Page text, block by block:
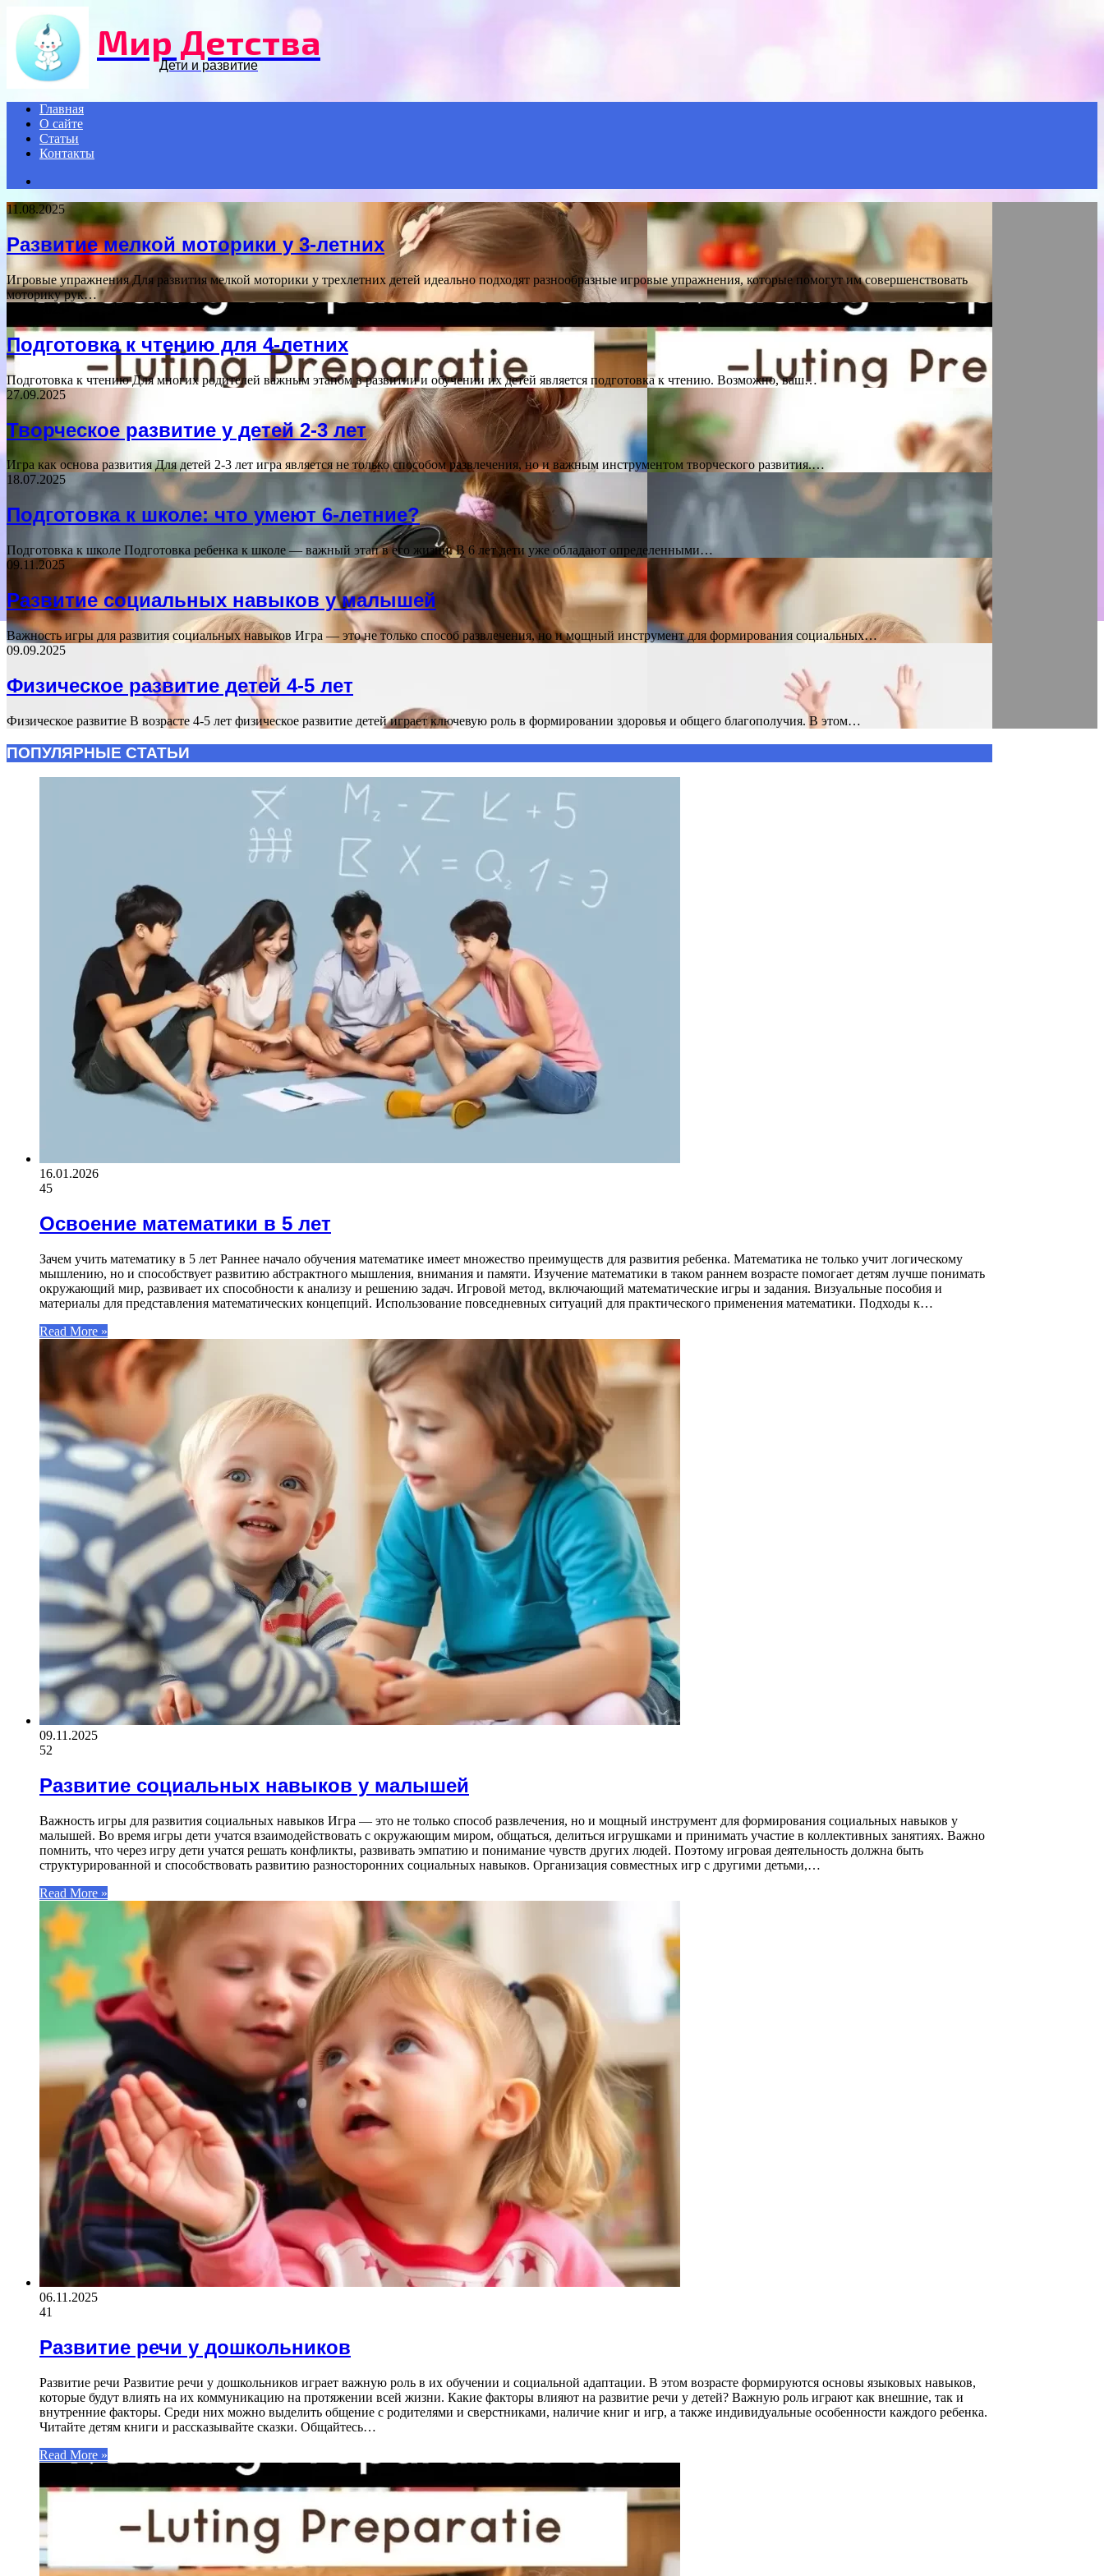
Мир Детства
Дети и развитие
Главная
О сайте
Статьи
Контакты
11.08.2025
Развитие мелкой моторики у 3-летних
Игровые упражнения Для развития мелкой моторики у трехлетних детей идеально подходят разнообразные игровые упражнения, которые помогут им совершенствовать
моторику рук…
Подготовка к чтению для 4-летних
Подготовка к чтению Для многих родителей важным этапом в развитии и обучении их детей является подготовка к чтению. Возможно, ваш…
27.09.2025
Творческое развитие у детей 2-3 лет
Игра как основа развития Для детей 2-3 лет игра является не только способом развлечения, но и важным инструментом творческого развития.…
18.07.2025
Подготовка к школе: что умеют 6-летние?
Подготовка к школе Подготовка ребенка к школе — важный этап в его жизни. В 6 лет дети уже обладают определенными…
09.11.2025
Развитие социальных навыков у малышей
Важность игры для развития социальных навыков Игра — это не только способ развлечения, но и мощный инструмент для формирования социальных…
09.09.2025
Физическое развитие детей 4-5 лет
Физическое развитие В возрасте 4-5 лет физическое развитие детей играет ключевую роль в формировании здоровья и общего благополучия. В этом…
ПОПУЛЯРНЫЕ СТАТЬИ
16.01.2026
45
Освоение математики в 5 лет
Зачем учить математику в 5 лет Раннее начало обучения математике имеет множество преимуществ для развития ребенка. Математика не только учит логическому
мышлению, но и способствует развитию абстрактного мышления, внимания и памяти. Изучение математики в таком раннем возрасте помогает детям лучше понимать
окружающий мир, развивает их способности к анализу и решению задач. Игровой метод, включающий математические игры и задания. Визуальные пособия и
материалы для представления математических концепций. Использование повседневных ситуаций для практического применения математики. Подходы к…
Read More »
09.11.2025
52
Развитие социальных навыков у малышей
Важность игры для развития социальных навыков Игра — это не только способ развлечения, но и мощный инструмент для формирования социальных навыков у
малышей. Во время игры дети учатся взаимодействовать с окружающим миром, общаться, делиться игрушками и принимать участие в коллективных занятиях. Важно
помнить, что через игру дети учатся решать конфликты, развивать эмпатию и понимание чувств других людей. Поэтому игровая деятельность должна быть
структурированной и способствовать развитию разносторонних социальных навыков. Организация совместных игр с другими детьми,…
Read More »
06.11.2025
41
Развитие речи у дошкольников
Развитие речи Развитие речи у дошкольников играет важную роль в их обучении и социальной адаптации. В этом возрасте формируются основы языковых навыков,
которые будут влиять на их коммуникацию на протяжении всей жизни. Какие факторы влияют на развитие речи у детей? Важную роль играют как внешние, так и
внутренние факторы. Среди них можно выделить общение с родителями и сверстниками, наличие книг и игр, а также индивидуальные особенности каждого ребенка.
Читайте детям книги и рассказывайте сказки. Общайтесь…
Read More »